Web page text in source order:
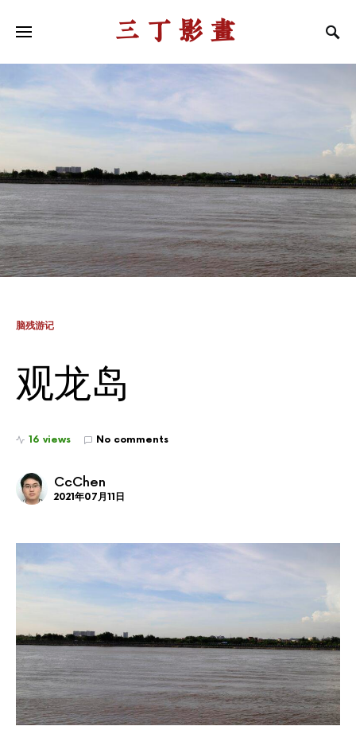
三丁影画
脑残游记
观龙岛
16 views No comments
CcChen
2021年07月11日